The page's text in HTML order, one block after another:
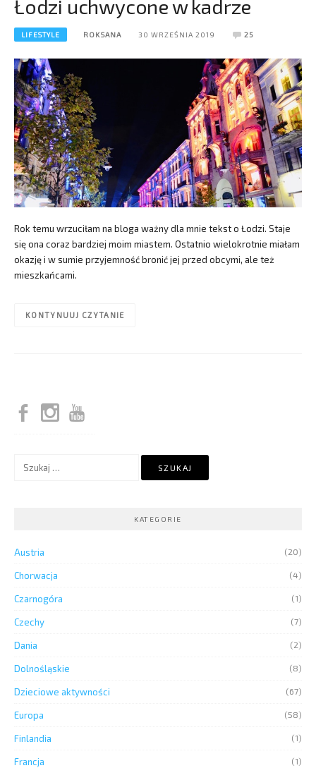
Łodzi uchwycone w kadrze
LIFESTYLE ROKSANA 30 WRZEŚNIA 2019 25
Rok temu wrzuciłam na bloga ważny dla mnie tekst o Łodzi. Staje
się ona coraz bardziej moim miastem. Ostatnio wielokrotnie miałam
okazję i w sumie przyjemność bronić jej przed obcymi, ale też
mieszkańcami.
KONTYNUUJ CZYTANIE
KATEGORIE
Austria (20)
Chorwacja (4)
Czarnogóra (1)
Czechy (7)
Dania (2)
Dolnośląskie (8)
Dzieciowe aktywności (67)
Europa (58)
Finlandia (1)
Francja (1)